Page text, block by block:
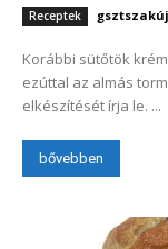
Receptek
Korábbi sütőtök
ezúttal az almás
elkészítését írja le. ...
bővebben